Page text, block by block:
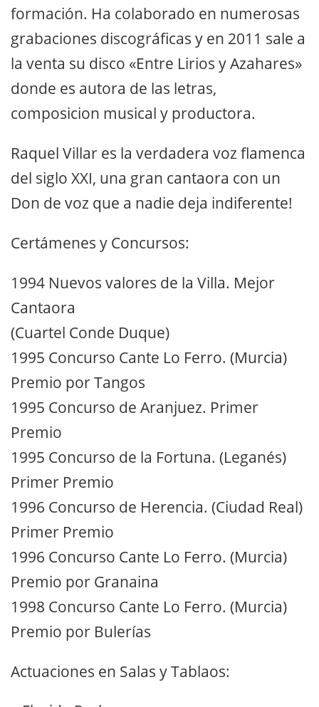
formación. Ha colaborado en numerosas
grabaciones discográficas y en 2011 sale a
la venta su disco «Entre Lirios y Azahares»
donde es autora de las letras,
composicion musical y productora.
Raquel Villar es la verdadera voz flamenca
del siglo XXI, una gran cantaora con un
Don de voz que a nadie deja indiferente!
Certámenes y Concursos:
1994 Nuevos valores de la Villa. Mejor
Cantaora
(Cuartel Conde Duque)
1995 Concurso Cante Lo Ferro. (Murcia)
Premio por Tangos
1995 Concurso de Aranjuez. Primer
Premio
1995 Concurso de la Fortuna. (Leganés)
Primer Premio
1996 Concurso de Herencia. (Ciudad Real)
Primer Premio
1996 Concurso Cante Lo Ferro. (Murcia)
Premio por Granaina
1998 Concurso Cante Lo Ferro. (Murcia)
Premio por Bulerías
Actuaciones en Salas y Tablaos: